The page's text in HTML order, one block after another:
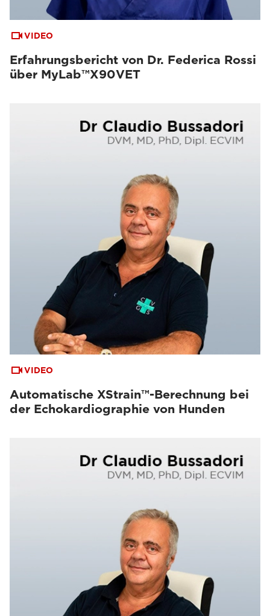
VIDEO
Erfahrungsbericht von Dr. Federica Rossi
über MyLab™X90VET
VIDEO
Automatische XStrain™-Berechnung bei
der Echokardiographie von Hunden